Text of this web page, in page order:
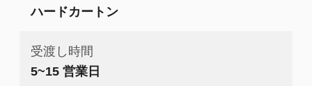
ハードカートン
受渡し時間
5~15 営業日